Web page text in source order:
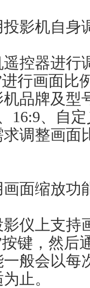
影机自身
遥控器进行
行画面比
品牌及型
16:9、自
求调整画面
面缩放功
影仪上支持
键，然后
般会以每
止。